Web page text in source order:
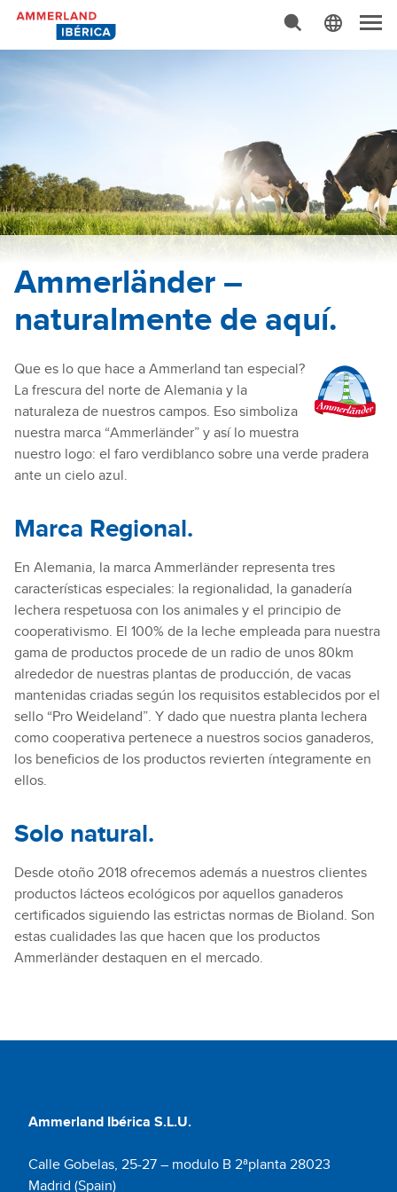
Búsqueda Avanzada…
N
a
c
i
ó
n
Ammerländer –
naturalmente de aquí.
Que es lo que hace a Ammerland tan especial?
La frescura del norte de Alemania y la
naturaleza de nuestros campos. Eso simboliza
nuestra marca “Ammerländer” y así lo muestra
nuestro logo: el faro verdiblanco sobre una verde pradera
ante un cielo azul.
Marca Regional.
En Alemania, la marca Ammerländer representa tres
características especiales: la regionalidad, la ganadería
lechera respetuosa con los animales y el principio de
cooperativismo. El 100% de la leche empleada para nuestra
gama de productos procede de un radio de unos 80km
alrededor de nuestras plantas de producción, de vacas
mantenidas criadas según los requisitos establecidos por el
sello “Pro Weideland”. Y dado que nuestra planta lechera
como cooperativa pertenece a nuestros socios ganaderos,
los beneficios de los productos revierten íntegramente en
ellos.
Solo natural.
Desde otoño 2018 ofrecemos además a nuestros clientes
productos lácteos ecológicos por aquellos ganaderos
certificados siguiendo las estrictas normas de Bioland. Son
estas cualidades las que hacen que los productos
Ammerländer destaquen en el mercado.
Ammerland Ibérica S.L.U.
Calle Gobelas, 25-27 – modulo B 2ªplanta 28023
Madrid (Spain)